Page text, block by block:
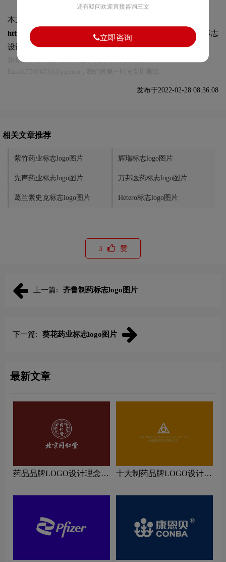
本文标题和链接
https://logo9.net/works/8333.html转载时请注明出处为诗宸标志
设计及本链接!
如有内容侵犯您的合法权益，请及时与我们联系
发布于2022-02-28 08:36:08
相关文章推荐
紫竹药业标志logo图片 辉瑞标志logo图片
先声药业标志logo图片 万邦医药标志logo图片
葛兰素史克标志logo图片 Hetero标志logo图片
3 赞
上一篇: 齐鲁制药标志logo图片
下一篇: 葵花药业标志logo图片
最新文章
药品品牌LOGO设计理念解
十大制药品牌LOGO设计理
还有疑问欢迎直接咨询三文
立即咨询